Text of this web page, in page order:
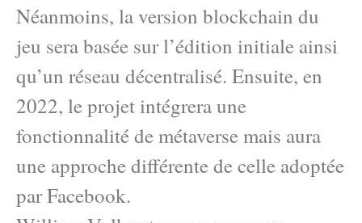
Néanmoins, la version blockchain du
jeu sera basée sur l’édition initiale ainsi
qu’un réseau décentralisé. Ensuite, en
2022, le projet intégrera une
fonctionnalité de métaverse mais aura
une approche différente de celle adoptée
par Facebook.